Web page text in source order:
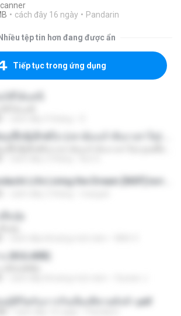
cách đây 16 ngày Pandarin
Nhiều tệp tin hơn đang được ẩn
Tiếp tục trong ứng dụng
(KULARB)
ยสู้ชีวิตกับภารกิจเลี้ยงพี่ชายทั้งห้า.pdf